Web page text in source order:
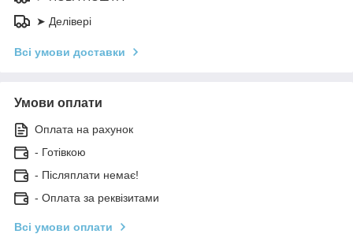
➤ Делівері
Всі умови доставки
Умови оплати
Оплата на рахунок
- Готівкою
- Післяплати немає!
- Оплата за реквізитами
Всі умови оплати